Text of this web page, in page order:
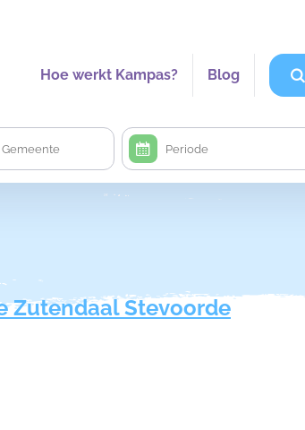
Hoe werkt Kampas? Blog
Zutendaal Stevoorde